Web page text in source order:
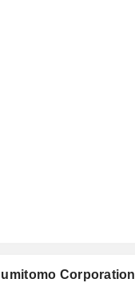
Corporation